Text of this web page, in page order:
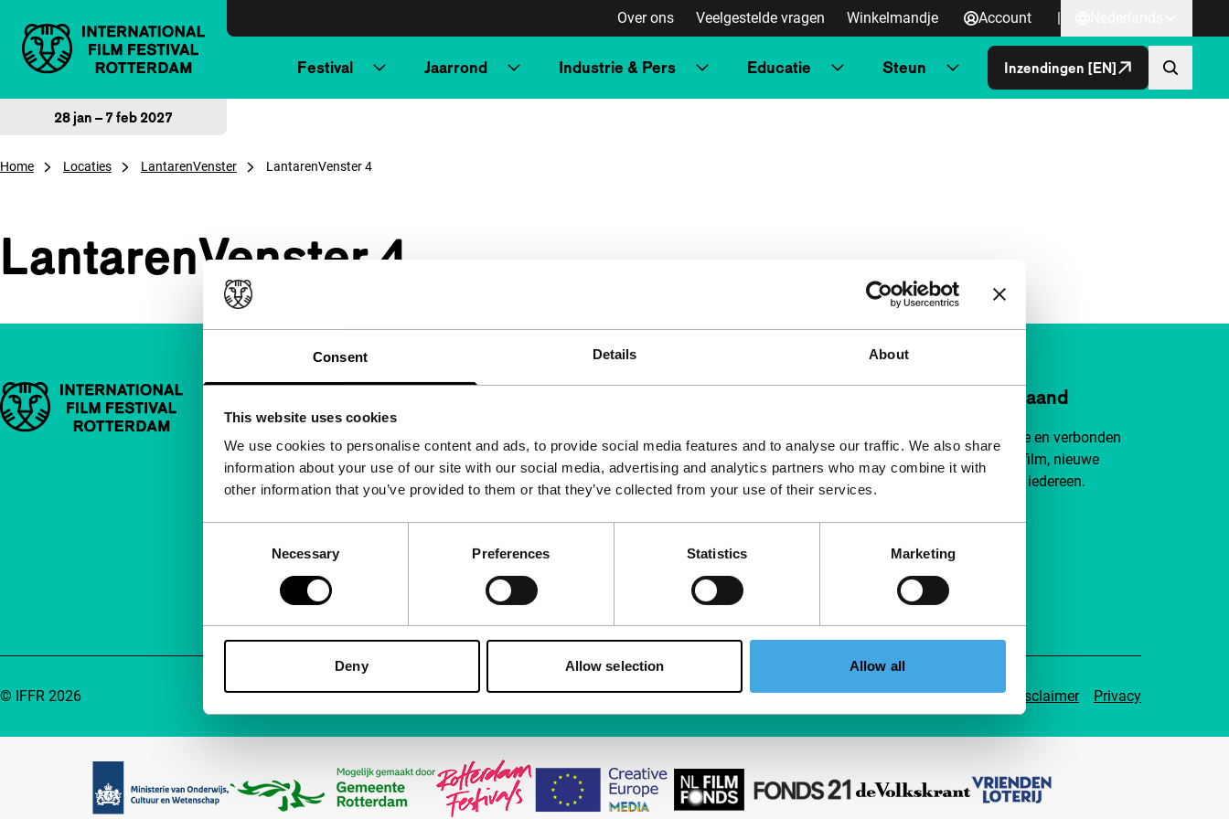
Consent Details About
This website uses cookies
We use cookies to personalise content and ads, to provide social media features and to analyse our traffic. We also share
information about your use of our site with our social media, advertising and analytics partners who may combine it with
other information that you’ve provided to them or that they’ve collected from your use of their services.
Necessary Preferences Statistics Marketing
Deny Allow selection Allow all
Over ons Veelgestelde vragen Winkelmandje Account |
Festival Jaarrond Industrie & Pers Educatie Steun Inzendingen [EN]
28 jan – 7 feb 2027
Home Locaties LantarenVenster LantarenVenster 4
LantarenVenster 4
Belangrijke links
Over ons
Nieuwsbrieven
Contact
Steun IFFR al vanaf €4 per maand
Sluit je aan bij een groep nieuwsgierige en verbonden
filmliefhebbers. Maak onafhankelijke film, nieuwe
inzichten en inspiratie bereikbaar voor iedereen.
Algemene voorwaarden Cookiebeleid Disclaimer Privacy
© IFFR 2026